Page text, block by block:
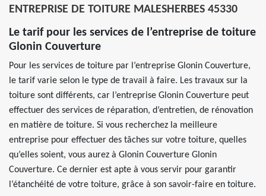
ENTREPRISE DE TOITURE MALESHERBES 45330
Le tarif pour les services de l’entreprise de toiture
Glonin Couverture
Pour les services de toiture par l’entreprise Glonin Couverture,
le tarif varie selon le type de travail à faire. Les travaux sur la
toiture sont différents, car l’entreprise Glonin Couverture peut
effectuer des services de réparation, d’entretien, de rénovation
en matière de toiture. Si vous recherchez la meilleure
entreprise pour effectuer des tâches sur votre toiture, quelles
qu’elles soient, vous aurez à Glonin Couverture Glonin
Couverture. Ce dernier est apte à vous servir pour garantir
l’étanchéité de votre toiture, grâce à son savoir-faire en toiture.